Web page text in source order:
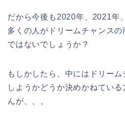
だから今後も2020年、2021年
多くの人がドリームチャンス
ではないでしょうか？
もしかしたら、中にはドリー
しようかどうか決めかねてい
んが、、、